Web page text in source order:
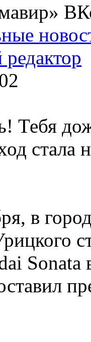
стала
в
Sonata